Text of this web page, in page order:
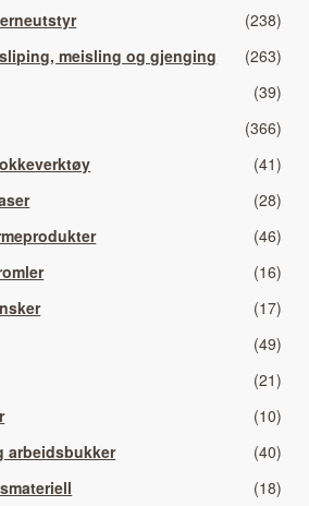
(238)
meisling og gjenging
(263)
(39)
(366)
(41)
(28)
(46)
(16)
(17)
(49)
(21)
(10)
arbeidsbukker
(40)
(18)